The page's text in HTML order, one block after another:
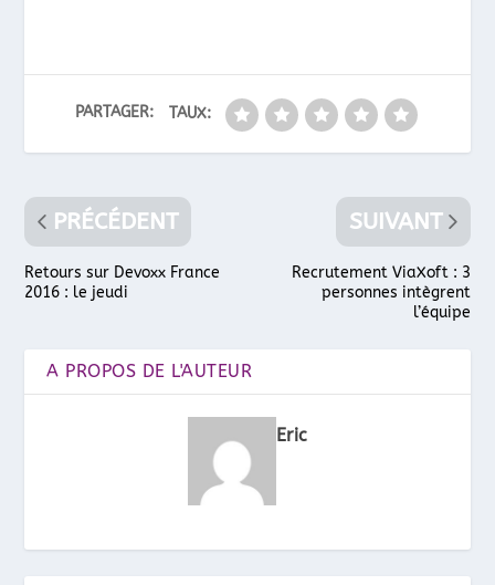
PARTAGER: TAUX:
PRÉCÉDENT
Retours sur Devoxx France
2016 : le jeudi
SUIVANT
Recrutement ViaXoft : 3
personnes intègrent
l’équipe
A PROPOS DE L'AUTEUR
Eric